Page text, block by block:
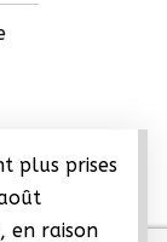
plus prises
en raison